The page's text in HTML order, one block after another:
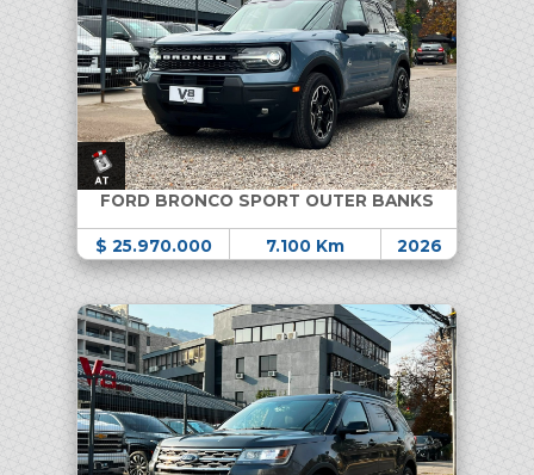
FORD BRONCO SPORT OUTER BANKS
$ 25.970.000 7.100 Km 2026